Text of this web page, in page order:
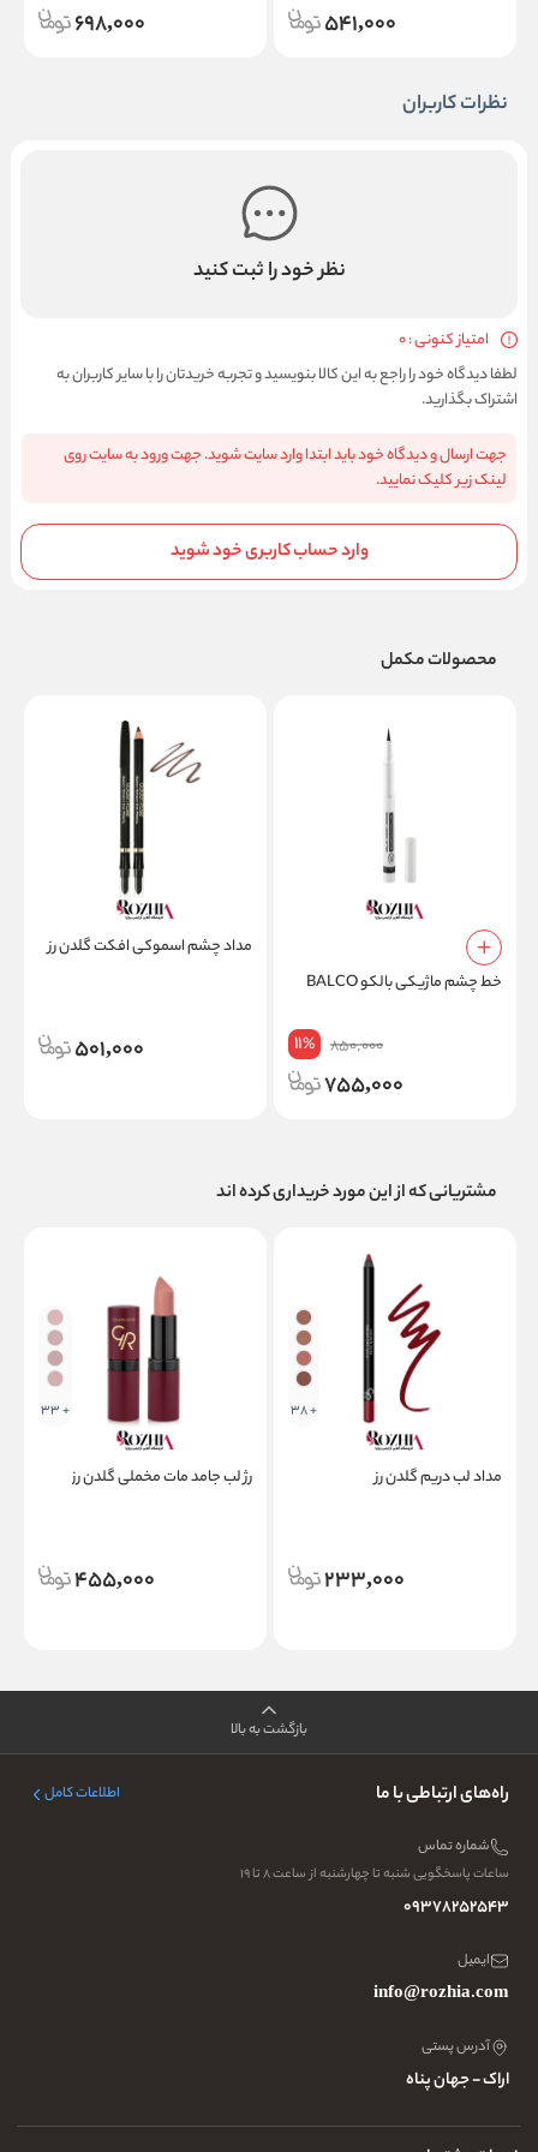
541,000
698,000
نظرات کاربران
نظر خود را ثبت کنید
امتیاز کنونی : 0
لطفا دیدگاه خود را راجع به این کالا بنویسید و تجربه خریدتان را با سایر کاربران به
اشتراک بگذارید.
جهت ارسال و دیدگاه خود باید ابتدا وارد سایت شوید. جهت ورود به سایت روی
لینک زیر کلیک نمایید.
وارد حساب کاربری خود شوید
محصولات مکمل
خط چشم ماژیکی بالکو BALCO
850,000
11%
755,000
مداد چشم اسموکی افکت گلدن رز
501,000
مشتریانی که از این مورد خریداری کرده اند
+ 38
مداد لب دریم گلدن رز
233,000
+ 33
رژ لب جامد مات مخملی گلدن رز
455,000
بازگشت به بالا
راه‌های ارتباطی با ما اطلاعات کامل
شماره تماس
ساعات پاسخگویی شنبه تا چهارشنبه از ساعت ۸ تا ۱۹
09378252543
ایمیل
info@rozhia.com
آدرس پستی
اراک - جهان پناه